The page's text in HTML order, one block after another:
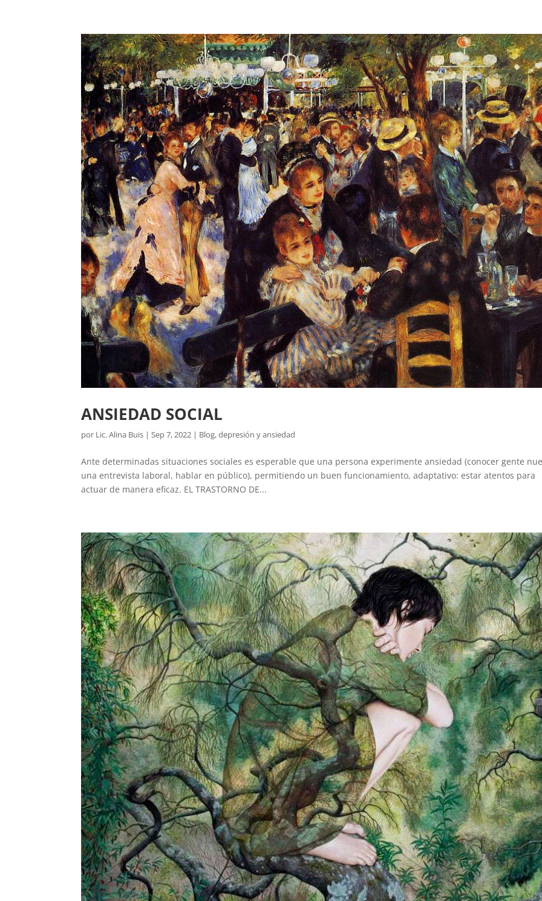
ANSIEDAD SOCIAL
por Lic. Alina Buis |Sep 7, 2022 | Blog,depresión y ansiedad
Ante determinadas situaciones sociales es esperable que una persona experimente ansiedad (conocer gente
una entrevista laboral, hablar en público), permitiendo un buen funcionamiento, adaptativo: estar atentos para
actuar de manera eficaz. EL TRASTORNO DE...